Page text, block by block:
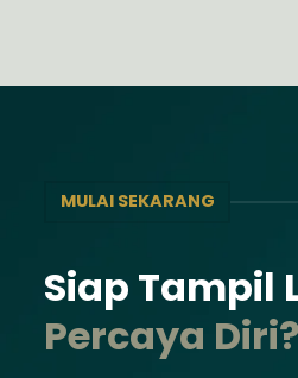
MULAI SEKARANG
Siap Tampil
Percaya Diri?